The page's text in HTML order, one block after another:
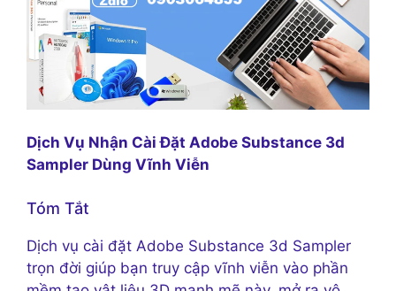
Dịch Vụ Nhận Cài Đặt Adobe Substance 3d
Sampler Dùng Vĩnh Viễn
Tóm Tắt
Dịch vụ cài đặt Adobe Substance 3d Sampler
trọn đời giúp bạn truy cập vĩnh viễn vào phần